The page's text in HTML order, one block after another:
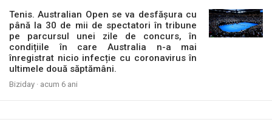
Tenis. Australian Open se va desfășura cu
până la 30 de mii de spectatori în tribune
pe parcursul unei zile de concurs, în
condițiile în care Australia n-a mai
înregistrat nicio infecție cu coronavirus în
ultimele două săptămâni.
Biziday · acum 6 ani